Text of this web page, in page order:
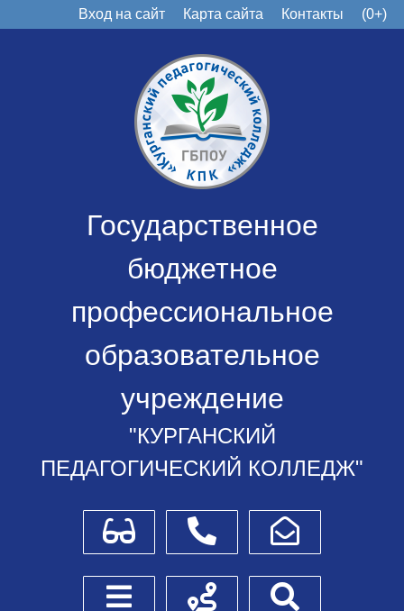
Вход на сайт Карта сайта Контакты (0+)
Государственное
бюджетное
профессиональное
образовательное
учреждение
"КУРГАНСКИЙ
ПЕДАГОГИЧЕСКИЙ КОЛЛЕДЖ"
Для слабовидящихТелефоныНаписать обращение
Боковое менюСхема проезда